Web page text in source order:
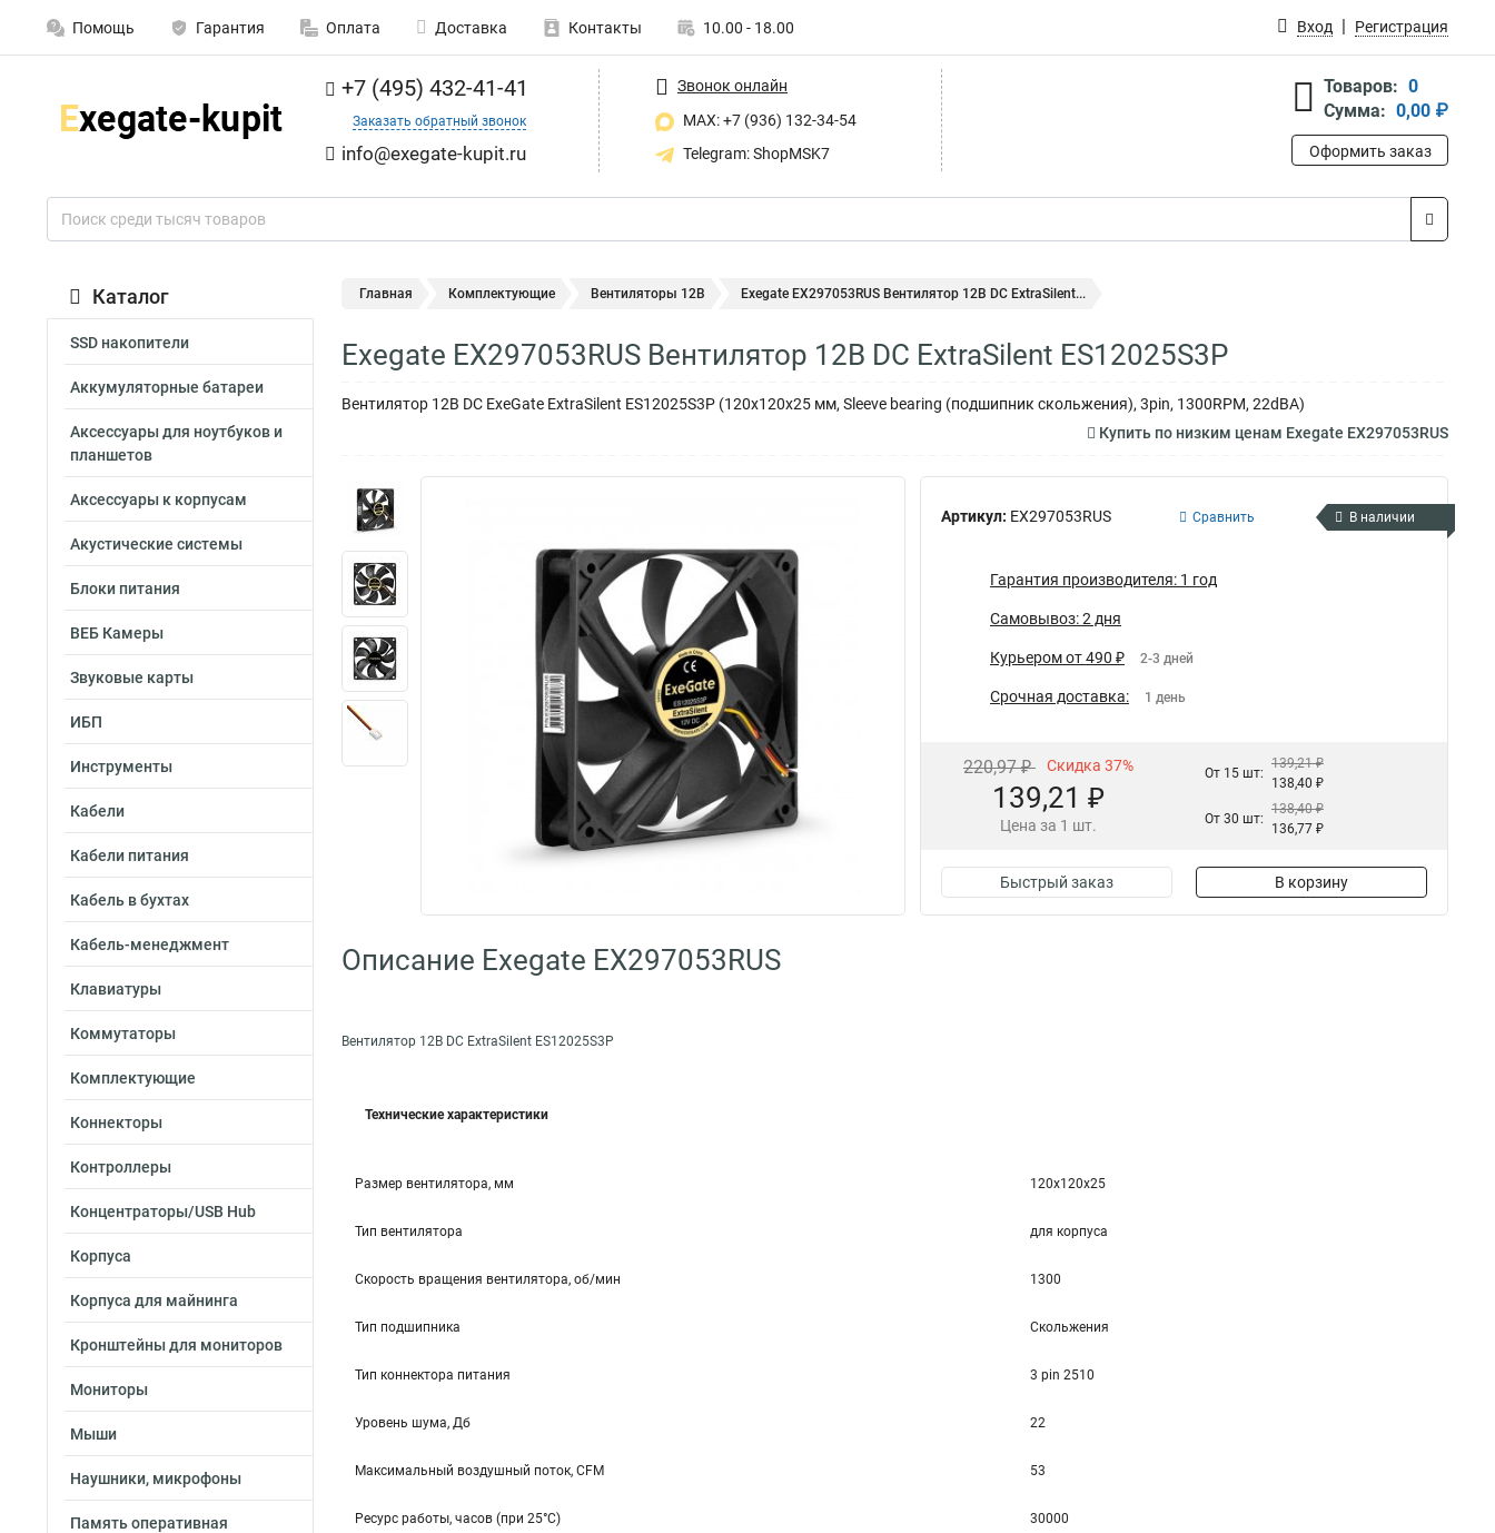
Помощь Гарантия Оплата Доставка Контакты 10.00 - 18.00 Вход Регистрация
+7 (495) 432-41-41
Заказать обратный звонок
info@exegate-kupit.ru
Звонок онлайн
MAX: +7 (936) 132-34-54
Telegram: ShopMSK7
Товаров: 0
Сумма: 0,00 ₽
Оформить заказ
Каталог
SSD накопители
Аккумуляторные батареи
Аксессуары для ноутбуков и
планшетов
Аксессуары к корпусам
Акустические системы
Блоки питания
ВЕБ Камеры
Звуковые карты
ИБП
Инструменты
Кабели
Кабели питания
Кабель в бухтах
Кабель-менеджмент
Клавиатуры
Коммутаторы
Комплектующие
Коннекторы
Контроллеры
Концентраторы/USB Hub
Корпуса
Корпуса для майнинга
Кронштейны для мониторов
Мониторы
Мыши
Наушники, микрофоны
Память оперативная
Главная Комплектующие Вентиляторы 12В Exegate EX297053RUS Вентилятор 12В DC ExtraSilent...
Exegate EX297053RUS Вентилятор 12В DC ExtraSilent ES12025S3P
Вентилятор 12В DC ExeGate ExtraSilent ES12025S3P (120x120x25 мм, Sleeve bearing (подшипник скольжения), 3pin, 1300RPM, 22dBA)
Купить по низким ценам Exegate EX297053RUS
Артикул: EX297053RUS Сравнить В наличии
Гарантия производителя: 1 год
Самовывоз: 2 дня
Курьером от 490 ₽ 2-3 дней
Срочная доставка: 1 день
220,97 ₽ Скидка 37%
139,21 ₽
Цена за 1 шт.
От 15 шт:
139,21 ₽
138,40 ₽
От 30 шт:
138,40 ₽
136,77 ₽
Быстрый заказ В корзину
Описание Exegate EX297053RUS
Вентилятор 12В DC ExtraSilent ES12025S3P
Технические характеристики
Размер вентилятора, мм 120x120x25
Тип вентилятора для корпуса
Скорость вращения вентилятора, об/мин 1300
Тип подшипника Скольжения
Тип коннектора питания 3 pin 2510
Уровень шума, Дб 22
Максимальный воздушный поток, CFM 53
Ресурс работы, часов (при 25°C) 30000